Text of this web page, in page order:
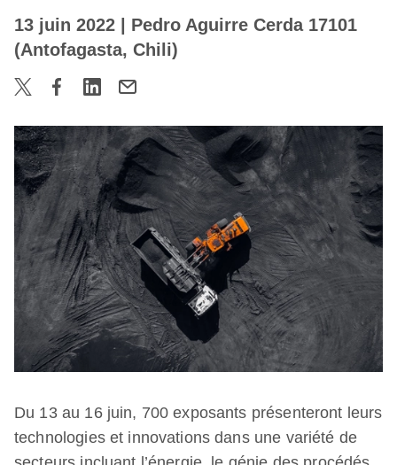
13 juin 2022
| Pedro Aguirre Cerda 17101
(Antofagasta, Chili)
Du 13 au 16 juin, 700 exposants présenteront leurs
technologies et innovations dans une variété de